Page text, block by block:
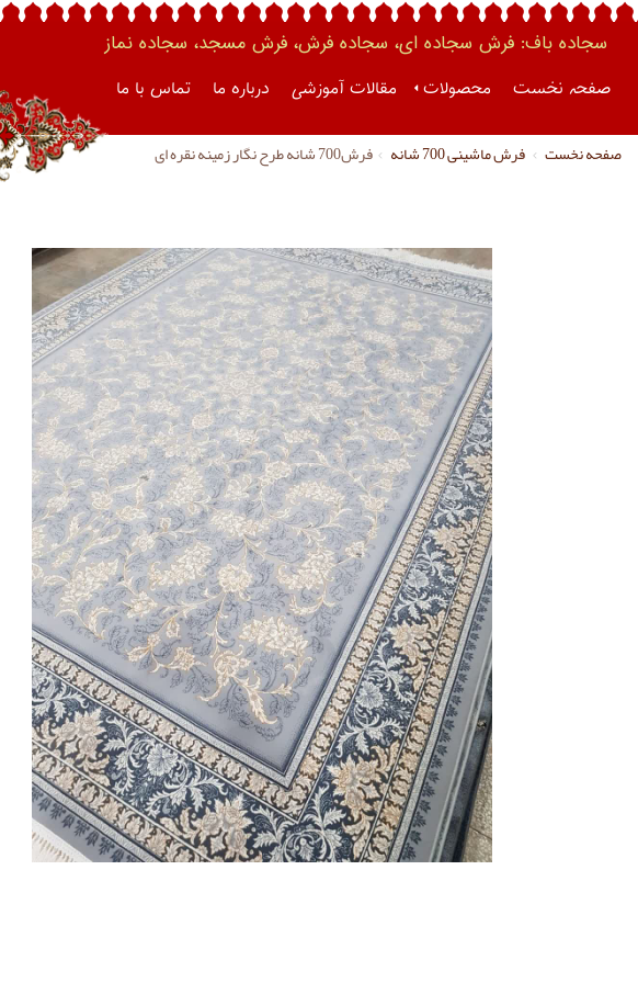
سجاده باف: فرش سجاده ای، سجاده فرش، فرش مسجد، سجاده نماز
صفحه نخست محصولات مقالات آموزشی درباره ما تماس با ما
صفحه نخست فرش ماشینی 700 شانه فرش700 شانه طرح نگار زمینه نقره ای